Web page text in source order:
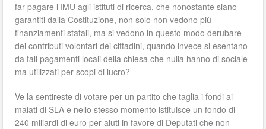
far pagare l’IMU agli istituti di ricerca, che nonostante siano
garantiti dalla Costituzione, non solo non vedono più
finanziamenti statali, ma si vedono in questo modo derubare
dei contributi volontari dei cittadini, quando invece si esentano
da tali pagamenti locali della chiesa che nulla hanno di sociale
ma utilizzati per scopi di lucro?
Ve la sentireste di votare per un partito che taglia i fondi ai
malati di SLA e nello stesso momento istituisce un fondo di
240 miliardi di euro per aiuti in favore di Deputati che non